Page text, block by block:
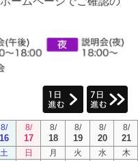
8/
16
8/
17
8/
18
8/
19
8/
20
8/
21
土 日 月 火 水 木